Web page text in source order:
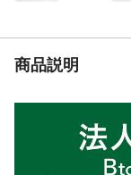
商品説明